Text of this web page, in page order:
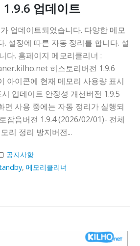
업데이트
업데이트되었습니다. 다양한 메모
. 설정에 따른 자동 정리를 합니다. 설
다. 홈페이지 메모리클리너 :
히스토리버전 1.9.6
아이콘에 현재 메모리 사용량 표시
업데이트 안정성 개선버전 1.9.5
사용 중에는 자동 정리가 실행되
잡음버전 1.9.4 (2026/02/01)- 전체
리 정리 방지버전...
공지사항
,메모리클리너